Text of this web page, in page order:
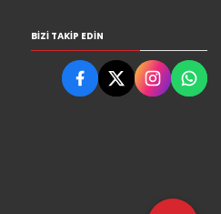
BIZI TAKIP EDIN